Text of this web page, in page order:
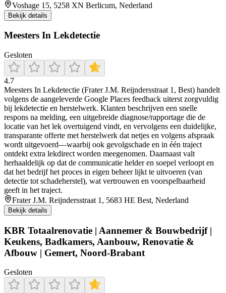
Voshage 15, 5258 XN Berlicum, Nederland
Bekijk details
Meesters In Lekdetectie
Gesloten
4.7
Meesters In Lekdetectie (Frater J.M. Reijndersstraat 1, Best) handelt
volgens de aangeleverde Google Places feedback uiterst zorgvuldig
bij lekdetectie en herstelwerk. Klanten beschrijven een snelle
respons na melding, een uitgebreide diagnose/rapportage die de
locatie van het lek overtuigend vindt, en vervolgens een duidelijke,
transparante offerte met herstelwerk dat netjes en volgens afspraak
wordt uitgevoerd—waarbij ook gevolgschade en in één traject
ontdekt extra lekdirect worden meegenomen. Daarnaast valt
herhaaldelijk op dat de communicatie helder en soepel verloopt en
dat het bedrijf het proces in eigen beheer lijkt te uitvoeren (van
detectie tot schadeherstel), wat vertrouwen en voorspelbaarheid
geeft in het traject.
Frater J.M. Reijndersstraat 1, 5683 HE Best, Nederland
Bekijk details
KBR Totaalrenovatie | Aannemer & Bouwbedrijf |
Keukens, Badkamers, Aanbouw, Renovatie &
Afbouw | Gemert, Noord-Brabant
Gesloten